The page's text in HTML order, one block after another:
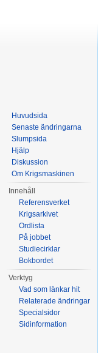
Huvudsida
Senaste ändringarna
Slumpsida
Hjälp
Diskussion
Om Krigsmaskinen
Innehåll
Referensverket
Krigsarkivet
Ordlista
På jobbet
Studiecirklar
Bokbordet
Verktyg
Vad som länkar hit
Relaterade ändringar
Specialsidor
Sidinformation